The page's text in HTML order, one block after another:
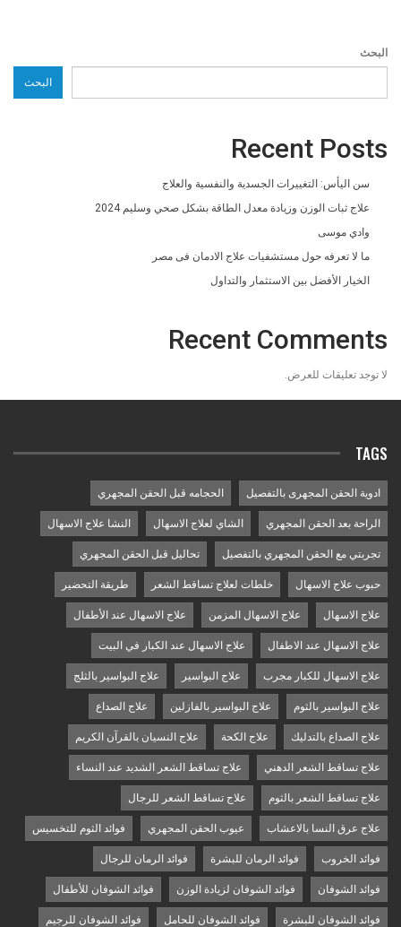
البحث
البحث
Recent Posts
سن اليأس: التغييرات الجسدية والنفسية والعلاج
علاج ثبات الوزن وزيادة معدل الطاقة بشكل صحي وسليم 2024
وادي موسى
ما لا تعرفه حول مستشفيات علاج الادمان فى مصر
الخيار الأفضل بين الاستثمار والتداول
Recent Comments
لا توجد تعليقات للعرض.
TAGS
ادوية الحقن المجهرى بالتفصيل الحجامه قبل الحقن المجهري
الراحة بعد الحقن المجهري الشاي لعلاج الاسهال النشا علاج الاسهال
تجربتي مع الحقن المجهري بالتفصيل تحاليل قبل الحقن المجهري
حبوب علاج الاسهال خلطات لعلاج تساقط الشعر طريقة التحضير
علاج الاسهال علاج الاسهال المزمن علاج الاسهال عند الأطفال
علاج الاسهال عند الاطفال علاج الاسهال عند الكبار في البيت
علاج الاسهال للكبار مجرب علاج البواسير علاج البواسير بالثلج
علاج البواسير بالثوم علاج البواسير بالفازلين علاج الصداع
علاج الصداع بالتدليك علاج الكحة علاج النسيان بالقرآن الكريم
علاج تساقط الشعر الدهني علاج تساقط الشعر الشديد عند النساء
علاج تساقط الشعر بالثوم علاج تساقط الشعر للرجال
علاج عرق النسا بالاعشاب عيوب الحقن المجهري فوائد الثوم للتخسيس
فوائد الخروب فوائد الرمان للبشرة فوائد الرمان للرجال
فوائد الشوفان فوائد الشوفان لزيادة الوزن فوائد الشوفان للأطفال
فوائد الشوفان للبشرة فوائد الشوفان للحامل فوائد الشوفان للرجيم